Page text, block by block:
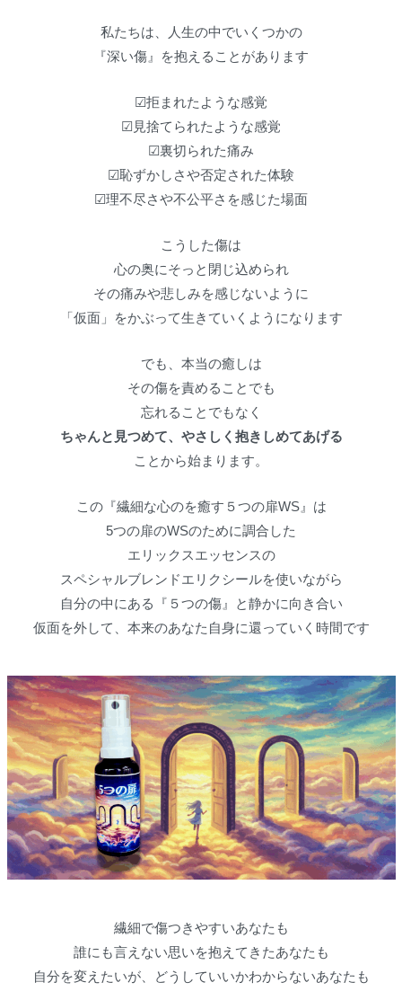
私たちは、人生の中でいくつかの
『深い傷』を抱えることがあります
☑拒まれたような感覚
☑見捨てられたような感覚
☑裏切られた痛み
☑恥ずかしさや否定された体験
☑理不尽さや不公平さを感じた場面
こうした傷は
心の奥にそっと閉じ込められ
その痛みや悲しみを感じないように
「仮面」をかぶって生きていくようになります
でも、本当の癒しは
その傷を責めることでも
忘れることでもなく
ちゃんと見つめて、やさしく抱きしめてあげる
ことから始まります。
この『繊細な心のを癒す５つの扉WS』は
5つの扉のWSのために調合した
エリックスエッセンスの
スペシャルブレンドエリクシールを使いながら
自分の中にある『５つの傷』と静かに向き合い
仮面を外して、本来のあなた自身に還っていく時間です
繊細で傷つきやすいあなたも
誰にも言えない思いを抱えてきたあなたも
自分を変えたいが、どうしていいかわからないあなたも